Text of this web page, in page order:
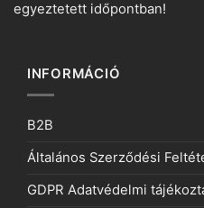
egyeztetett időpontban!
INFORMÁCIÓ
B2B
Általános Szerződési
GDPR Adatvédelmi